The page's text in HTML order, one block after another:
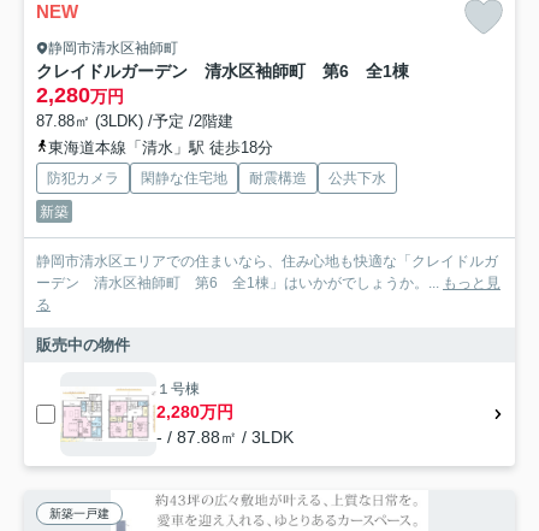
NEW
静岡市清水区袖師町
クレイドルガーデン 清水区袖師町 第6 全1棟
2,280万円
87.88㎡ (3LDK) /予定 /2階建
東海道本線「清水」駅 徒歩18分
防犯カメラ 閑静な住宅地 耐震構造
公共下水
新築
静岡市清水区エリアでの住まいなら、住み心地も快適な「クレイドルガ
ーデン 清水区袖師町 第6 全1棟」はいかがでしょうか。... もっと見
る
販売中の物件
１号棟
2,280万円
- / 87.88㎡ / 3LDK
新築一戸建